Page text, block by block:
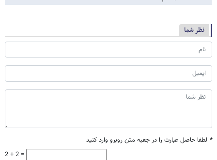
نظر شما
* لطفا حاصل عبارت را در جعبه متن روبرو وارد کنید
2 + 2 =